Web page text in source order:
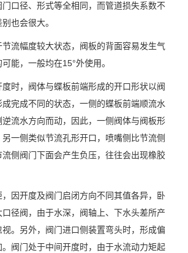
口径、形式等全相同，而管道损失系数不
也会很大。
幅度较大状态，阀板的背面容易发生气
能，一般均在15°外使用。
，阀体与蝶板前端形成的开口形状以阀
完成不同的状态，一侧的蝶板前端顺流水
流水方向而动，因此，一侧阀体与阀板形
一侧类似节流孔形开口，喷嘴侧比节流侧
侧阀门下面会产生负压，往往会出现橡胶
开度及阀门启闭方向不同其值各异，卧
径阀，由于水深，阀轴上、下水头差所产
。另外，阀门进口侧装置弯头时，形成偏
阀门处于中间开度时，由于水流动力矩起